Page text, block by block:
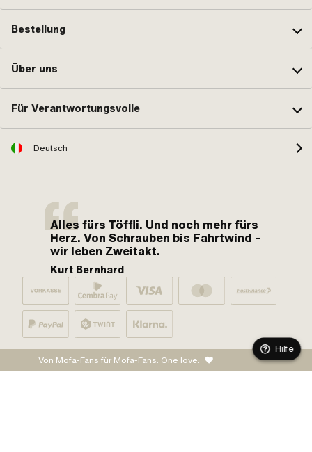
Bestellung
Über uns
Für Verantwortungsvolle
Deutsch
Alles fürs Töffli. Und noch mehr fürs
Herz. Von Schrauben bis Fahrtwind –
wir leben Zweitakt.
Kurt Bernhard
Von Mofa-Fans für Mofa-Fans. One love.
Hilfe